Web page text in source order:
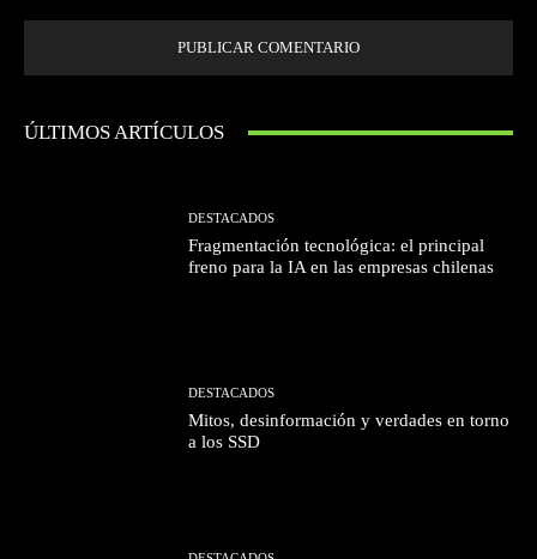
ÚLTIMOS ARTÍCULOS
DESTACADOS
Fragmentación tecnológica: el principal
freno para la IA en las empresas chilenas
DESTACADOS
Mitos, desinformación y verdades en torno
a los SSD